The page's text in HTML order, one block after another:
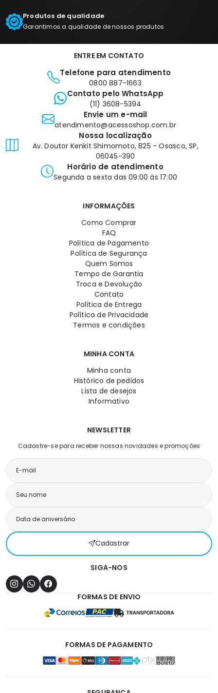
Produtos de qualidade
Garantimos a qualidade de nossos produtos
ENTRE EM CONTATO
Telefone para atendimento
0800 887-1663
Contato pelo WhatsApp
(11) 3608-5394
Envie um e-mail
atendimento@acessoshop.com.br
Nossa localização
Av. Doutor Kenkit Shimomoto, 825 - Osasco, SP,
06045-390
Horário de atendimento
Segunda a sexta das 09:00 às 17:00
INFORMAÇÕES
Como Comprar
FAQ
Política de Pagamento
Política de Segurança
Quem Somos
Tempo de Garantia
Troca e Devolução
Contato
Política de Entrega
Política de Privacidade
Termos e condições
MINHA CONTA
Minha conta
Histórico de pedidos
Lista de desejos
Informativo
NEWSLETTER
Cadastre-se para receber nossas novidades e promoções
Cadastrar
SIGA-NOS
FORMAS DE ENVIO
FORMAS DE PAGAMENTO